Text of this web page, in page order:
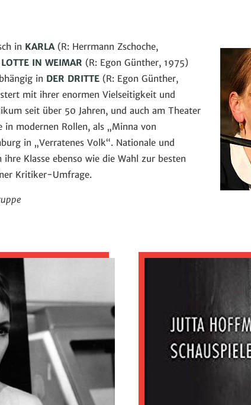
in KARLA (R: Herrmann Zschoche,
LOTTE IN WEIMAR (R: Egon Günther, 1975)
in DER DRITTE (R: Egon Günther,
mit ihrer enormen Vielseitigkeit und
seit über 50 Jahren, und auch am Theater
in modernen Rollen, als „Minna von
in „Verratenes Volk“. Nationale und
Klasse ebenso wie die Wahl zur besten
Kritiker-Umfrage.